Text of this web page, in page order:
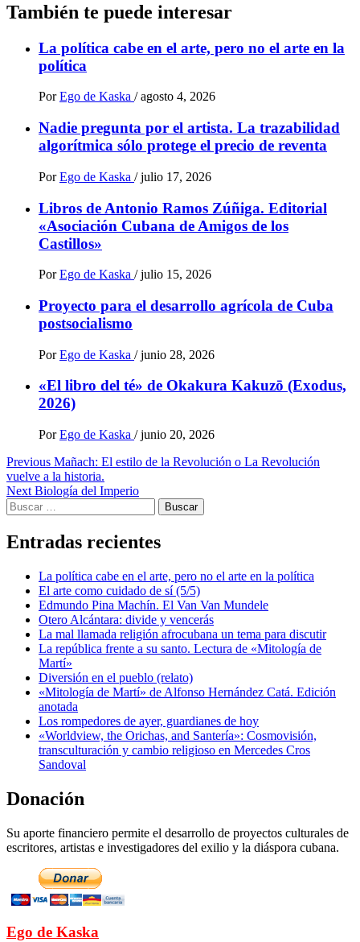
También te puede interesar
La política cabe en el arte, pero no el arte en la
política
Por Ego de Kaska / agosto 4, 2026
Nadie pregunta por el artista. La trazabilidad
algorítmica sólo protege el precio de reventa
Por Ego de Kaska / julio 17, 2026
Libros de Antonio Ramos Zúñiga. Editorial
«Asociación Cubana de Amigos de los
Castillos»
Por Ego de Kaska / julio 15, 2026
Proyecto para el desarrollo agrícola de Cuba
postsocialismo
Por Ego de Kaska / junio 28, 2026
«El libro del té» de Okakura Kakuzō (Exodus,
2026)
Por Ego de Kaska / junio 20, 2026
Post
navigation
Previous Mañach: El estilo de la Revolución o La Revolución
vuelve a la historia.
Next Biología del Imperio
Buscar:
Entradas recientes
La política cabe en el arte, pero no el arte en la política
El arte como cuidado de sí (5/5)
Edmundo Pina Machín. El Van Van Mundele
Otero Alcántara: divide y vencerás
La mal llamada religión afrocubana un tema para discutir
La república frente a su santo. Lectura de «Mitología de
Martí»
Diversión en el pueblo (relato)
«Mitología de Martí» de Alfonso Hernández Catá. Edición
anotada
Los rompedores de ayer, guardianes de hoy
«Worldview, the Orichas, and Santería»: Cosmovisión,
transculturación y cambio religioso en Mercedes Cros
Sandoval
Donación
Su aporte financiero permite el desarrollo de proyectos culturales de
escritores, artistas e investigadores del exilio y la diáspora cubana.
Ego de Kaska